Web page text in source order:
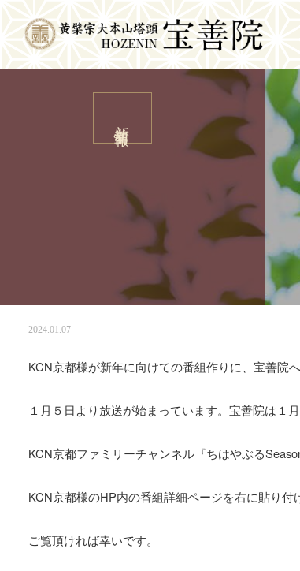
2024.01.07
KCN京都様が新年に向けての番組作りに、宝善院
１月５日より放送が始まっています。宝善院は１
KCN京都ファミリーチャンネル『ちはやぶる
KCN京都様のHP内の番組詳細ページを右に貼り付
ご覧頂ければ幸いです。